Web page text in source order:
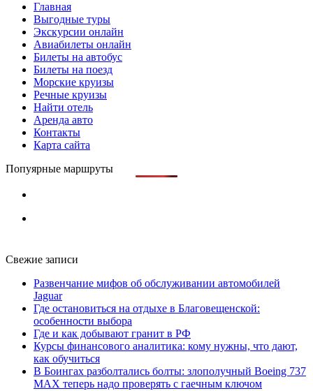
Главная
Выгодные туры
Экскурсии онлайн
Авиабилеты онлайн
Билеты на автобус
Билеты на поезд
Морские круизы
Речные круизы
Найти отель
Аренда авто
Контакты
Карта сайта
Попуярные маршруты
Свежие записи
Развенчание мифов об обслуживании автомобилей
Jaguar
Где остановиться на отдыхе в Благовещенской:
особенности выбора
Где и как добывают гранит в РФ
Курсы финансового аналитика: кому нужны, что дают,
как обучиться
В Боингах разболтались болты: злополучный Boeing 737
MAX теперь надо проверять с гаечным ключом